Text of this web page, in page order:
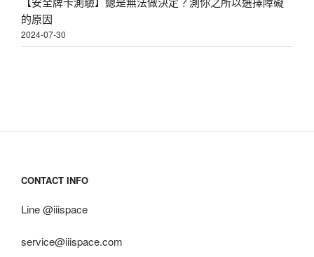
的原因
2024-07-30
CONTACT INFO
Line @iiispace
service@iiispace.com